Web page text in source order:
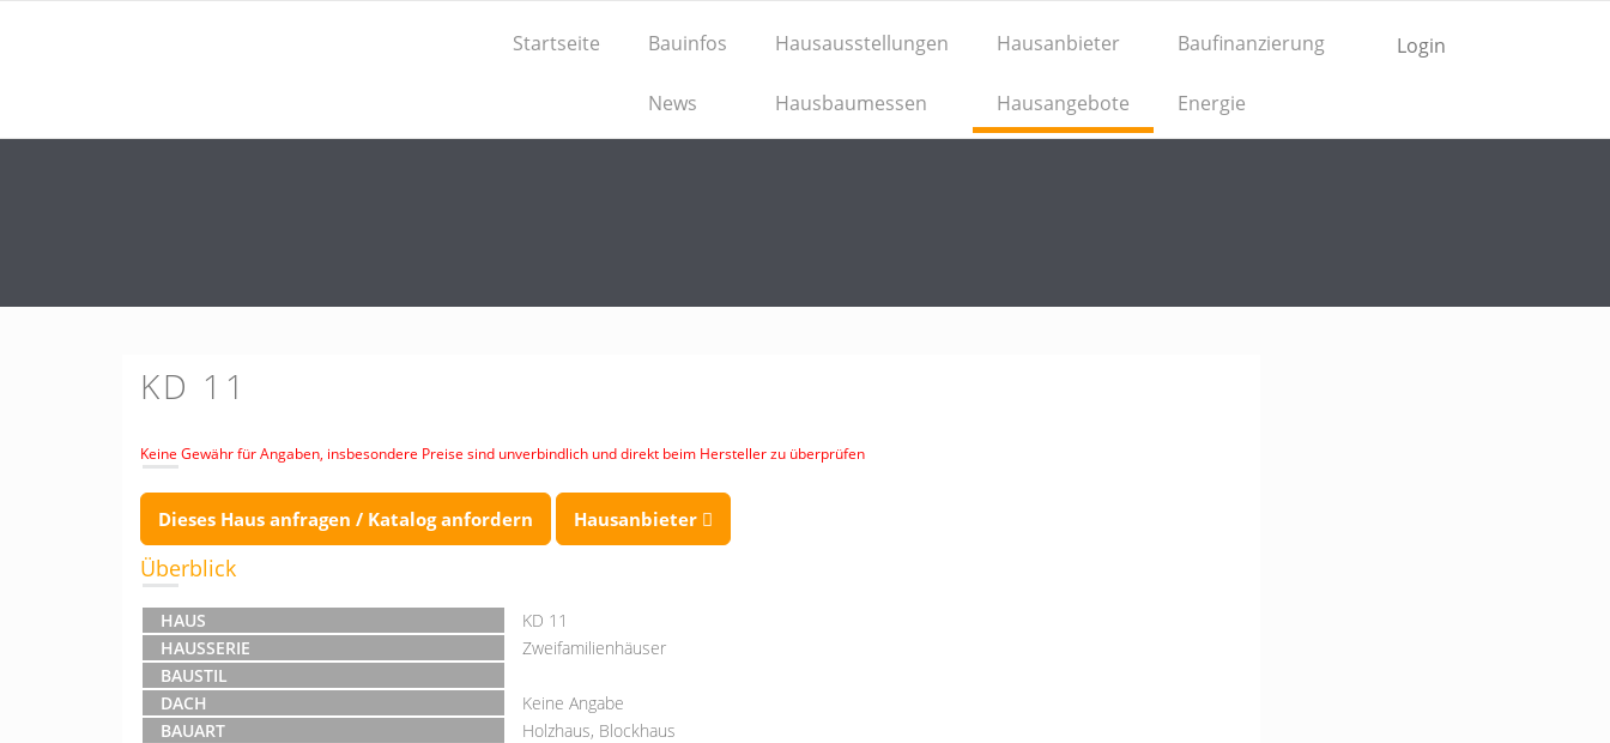
Login
Startseite Bauinfos
News
Hausausstellungen
Hausbaumessen
Hausanbieter
Hausangebote
Baufinanzierung
Energie
KD 11
Keine Gewähr für Angaben, insbesondere Preise sind unverbindlich und direkt beim Hersteller zu überprüfen
Dieses Haus anfragen / Katalog anfordern Hausanbieter
Überblick
HAUS
KD 11
HAUSSERIE
Zweifamilienhäuser
BAUSTIL
DACH
Keine Angabe
BAUART
Holzhaus, Blockhaus